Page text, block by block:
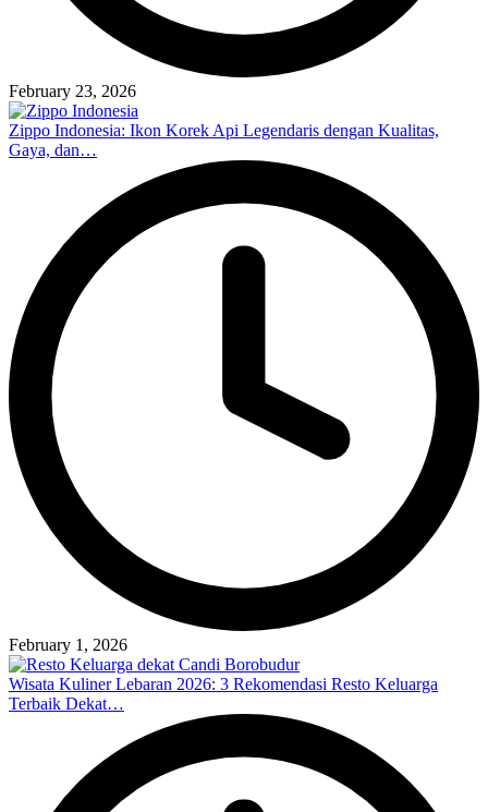
February 23, 2026
Zippo Indonesia: Ikon Korek Api Legendaris dengan Kualitas,
Gaya, dan…
February 1, 2026
Wisata Kuliner Lebaran 2026: 3 Rekomendasi Resto Keluarga
Terbaik Dekat…